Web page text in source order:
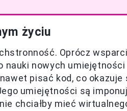
życiu
Oprócz
nauki nowych
pisać kod, co okazuje
umiejętności są
chciałby mieć